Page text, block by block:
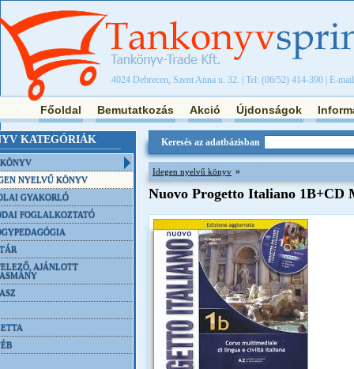
4024 Debrecen, Szent Anna u. 32. | Tel: (06/52) 414-390 | E-
Főoldal Bemutatkozás Akció Újdonságok
KATEGÓRIÁK
NYELVŰ KÖNYV
GYAKORLÓ
FOGLALKOZTATÓ
AJÁNLOTT
Keresés az adatbázisban
Idegen nyelvű könyv »
Nuovo Progetto Italiano 1B+CD